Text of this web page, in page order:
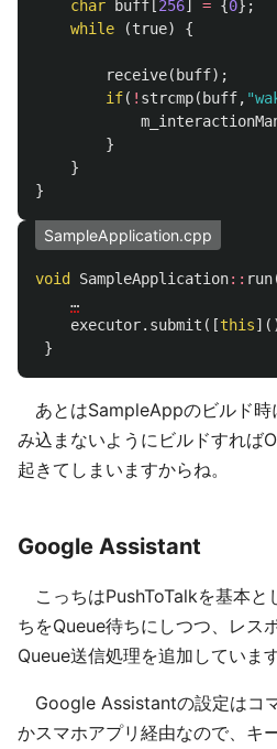
char buff 256 = {0};
while
(true) {
receive( buff);
if( ! strcmp( buff,
}
}
}
SampleApplication.cpp
void SampleApplication:: run
…
executor. submit ([this
}
あとはSampleAppのビルド
み込まないようにビルドすれば
起きてしまいますからね。
Google Assistant
こっちはPushToTalkを基本と
ちをQueue待ちにしつつ、レス
Queue送信処理を追加しています
Google Assistantの設定はコ
かスマホアプリ経由なので、キ